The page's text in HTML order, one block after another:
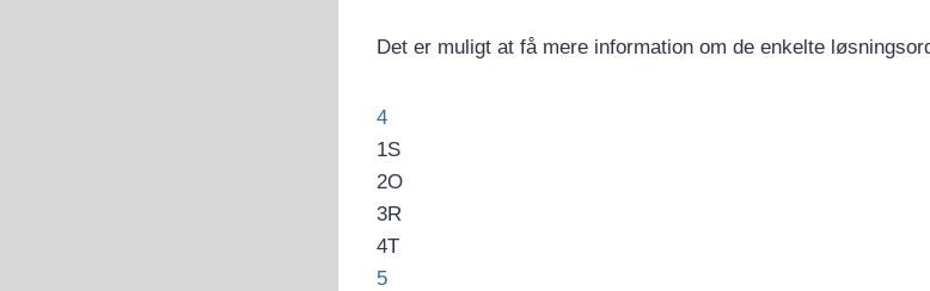
Det er muligt at få mere information om de enkelte
4
1S
2O
3R
4T
5